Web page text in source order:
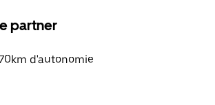
partner
d'autonomie